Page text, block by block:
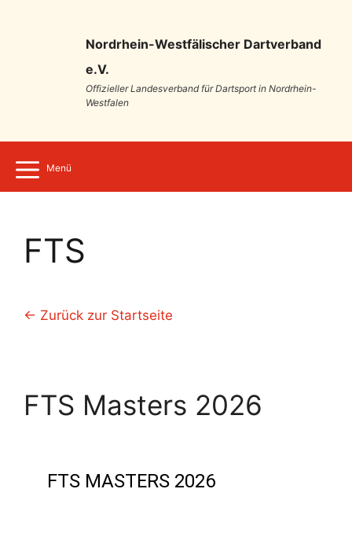
Nordrhein-Westfälischer Dartverband
e.V.
Offizieller Landesverband für Dartsport in Nordrhein-
Westfalen
Menü
FTS
← Zurück zur Startseite
FTS Masters 2026
FTS MASTERS 2026